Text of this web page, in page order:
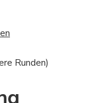
Runden)